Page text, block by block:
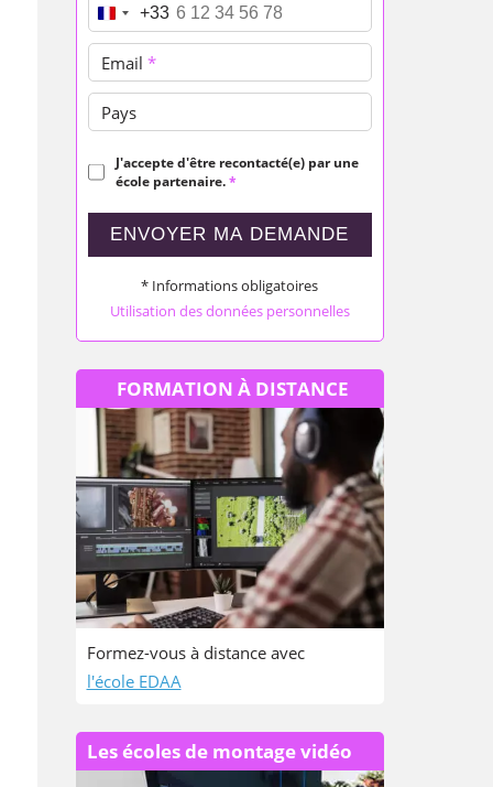
Téléphone*
+33
Email *
Pays
J'accepte d'être recontacté(e) par une
école partenaire.*
ENVOYER MA DEMANDE
* Informations obligatoires
Utilisation des données personnelles
FORMATION À DISTANCE
Formez-vous à distance avec
l'école EDAA
Les écoles de montage vidéo